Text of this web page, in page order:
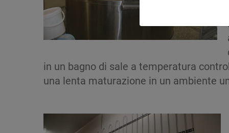
in un bagno di sale a temperatura
una lenta maturazione in un ambiente